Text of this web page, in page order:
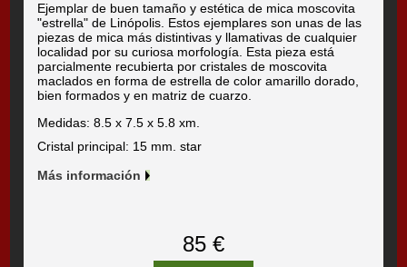
Ejemplar de buen tamaño y estética de mica moscovita
"estrella" de Linópolis. Estos ejemplares son unas de las
piezas de mica más distintivas y llamativas de cualquier
localidad por su curiosa morfología. Esta pieza está
parcialmente recubierta por cristales de moscovita
maclados en forma de estrella de color amarillo dorado,
bien formados y en matriz de cuarzo.
Medidas: 8.5 x 7.5 x 5.8 xm.
Cristal principal: 15 mm. star
Más información
85 €